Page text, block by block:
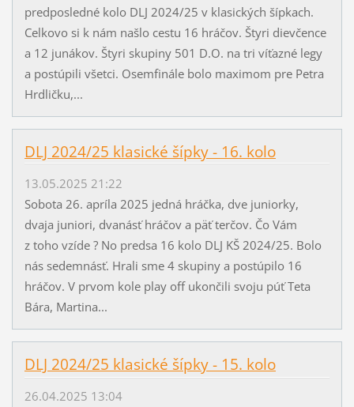
predposledné kolo DLJ 2024/25 v klasických šípkach.
Celkovo si k nám našlo cestu 16 hráčov. Štyri dievčence
a 12 junákov. Štyri skupiny 501 D.O. na tri víťazné legy
a postúpili všetci. Osemfinále bolo maximom pre Petra
Hrdličku,...
DLJ 2024/25 klasické šípky - 16. kolo
13.05.2025 21:22
Sobota 26. apríla 2025 jedná hráčka, dve juniorky,
dvaja juniori, dvanásť hráčov a päť terčov. Čo Vám
z toho vzíde ? No predsa 16 kolo DLJ KŠ 2024/25. Bolo
nás sedemnásť. Hrali sme 4 skupiny a postúpilo 16
hráčov. V prvom kole play off ukončili svoju púť Teta
Bára, Martina...
DLJ 2024/25 klasické šípky - 15. kolo
26.04.2025 13:04